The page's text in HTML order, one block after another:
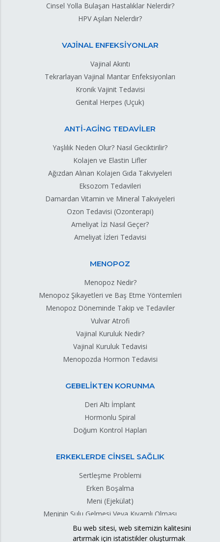
Cinsel Yolla Bulaşan Hastalıklar Nelerdir?
HPV Aşıları Nelerdir?
VAJİNAL ENFEKSİYONLAR
Vajinal Akıntı
Tekrarlayan Vajinal Mantar Enfeksiyonları
Kronik Vajinit Tedavisi
Genital Herpes (Uçuk)
ANTİ-AGİNG TEDAVİLER
Yaşlılık Neden Olur? Nasıl Geciktirilir?
Kolajen ve Elastin Lifler
Ağızdan Alınan Kolajen Gıda Takviyeleri
Eksozom Tedavileri
Damardan Vitamin ve Mineral Takviyeleri
Ozon Tedavisi (Ozonterapi)
Ameliyat İzi Nasıl Geçer?
Ameliyat İzleri Tedavisi
MENOPOZ
Menopoz Nedir?
Menopoz Şikayetleri ve Baş Etme Yöntemleri
Menopoz Döneminde Takip ve Tedaviler
Vulvar Atrofi
Vajinal Kuruluk Nedir?
Vajinal Kuruluk Tedavisi
Menopozda Hormon Tedavisi
GEBELİKTEN KORUNMA
Deri Altı İmplant
Hormonlu Spiral
Doğum Kontrol Hapları
ERKEKLERDE CİNSEL SAĞLIK
Sertleşme Problemi
Erken Boşalma
Meni (Ejekülat)
Meninin Sulu Gelmesi Veya Kıvamlı Olması
Meni Sızıntısı
Testis Torsiyonu
Bu web sitesi, web sitemizin kalitesini
artırmak için istatistikler oluşturmak